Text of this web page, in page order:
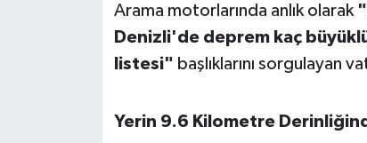
Arama motorlarında anlık olarak
Denizli'de deprem kaç
listesi" başlıklarını sorgulayan
Yerin 9.6 Kilometre
OTOMOTİV